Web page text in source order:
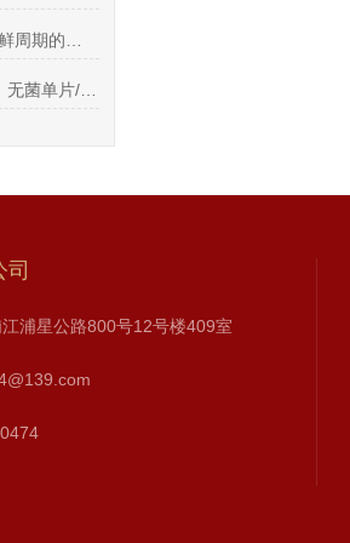
浦星公路800号12号楼409室